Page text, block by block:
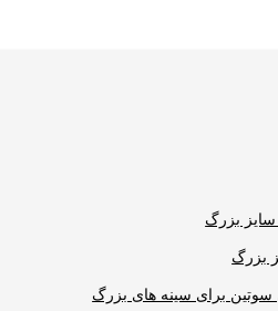
بزرگ
بزرگ
سوتین برای سینه های بزرگ